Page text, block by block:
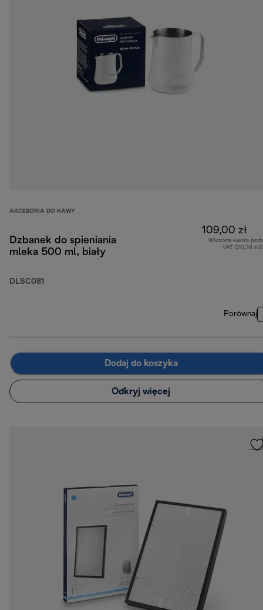
AKCESORIA DO KAWY
Dzbanek do spieniania
mleka 500 ml, biały
DLSC081
109,00 zł
Wliczona kwota
VAT (20,38
Porównaj
Dodaj do koszyka
Odkryj więcej